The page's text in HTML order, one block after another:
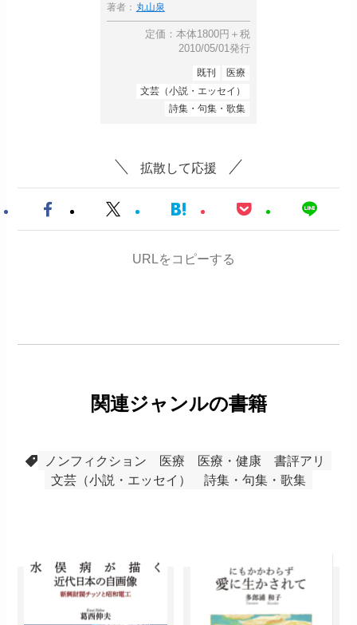
著者： 丸山泉
定価：本体1800円＋税
2010/05/01発行
既刊
医療
文芸（小説・エッセイ）
詩集・句集・歌集
拡散して応援
URLをコピーする
関連ジャンルの書籍
ノンフィクション 医療 医療・健康
書評アリ
文芸（小説・エッセイ）
詩集・句集・歌集